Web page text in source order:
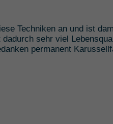
Techniken an und ist
sehr viel
permanent